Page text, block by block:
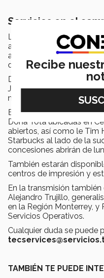
Servicios en el
La Bibliotecaestará
a sábado de 8:00 a 22:00
a 17:00 horas; el
disponible y el ingreso
Dentro del campus,
Jubileo, de 8:00 a 19:00
móvil en el Edificio 1, de
El OXXO, de lunes a
Doña Tota ubicadas en
abiertos, así como le Tim
Starbucks al lado de la
concesiones abrirán de
También estarán
centros de impresión y
En la transmisión
Alejandro Trujillo,
en la Región Monterrey, y
Servicios Operativos.
Cualquier duda se puede
TAMBIÉN TE PUEDE
Recibe